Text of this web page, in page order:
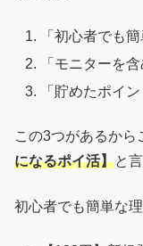
「初心者でも
「モニターを
「貯めたポイ
この3つがあるから
になるポイ活】と
初心者でも簡単な